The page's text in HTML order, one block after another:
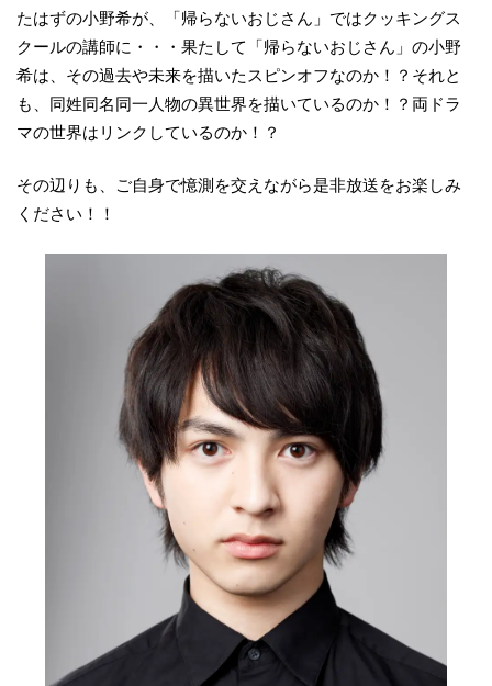
たはずの小野希が、「帰らないおじさん」ではクッキングス
クールの講師に・・・果たして「帰らないおじさん」の小野
希は、その過去や未来を描いたスピンオフなのか！？それと
も、同姓同名同一人物の異世界を描いているのか！？両ドラ
マの世界はリンクしているのか！？
その辺りも、ご自身で憶測を交えながら是非放送をお楽しみ
ください！！